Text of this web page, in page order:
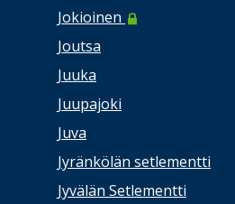
Jokioinen
Joutsa
Juuka
Juupajoki
Juva
Jyränkölän setlementti
Jyvälän Setlementti